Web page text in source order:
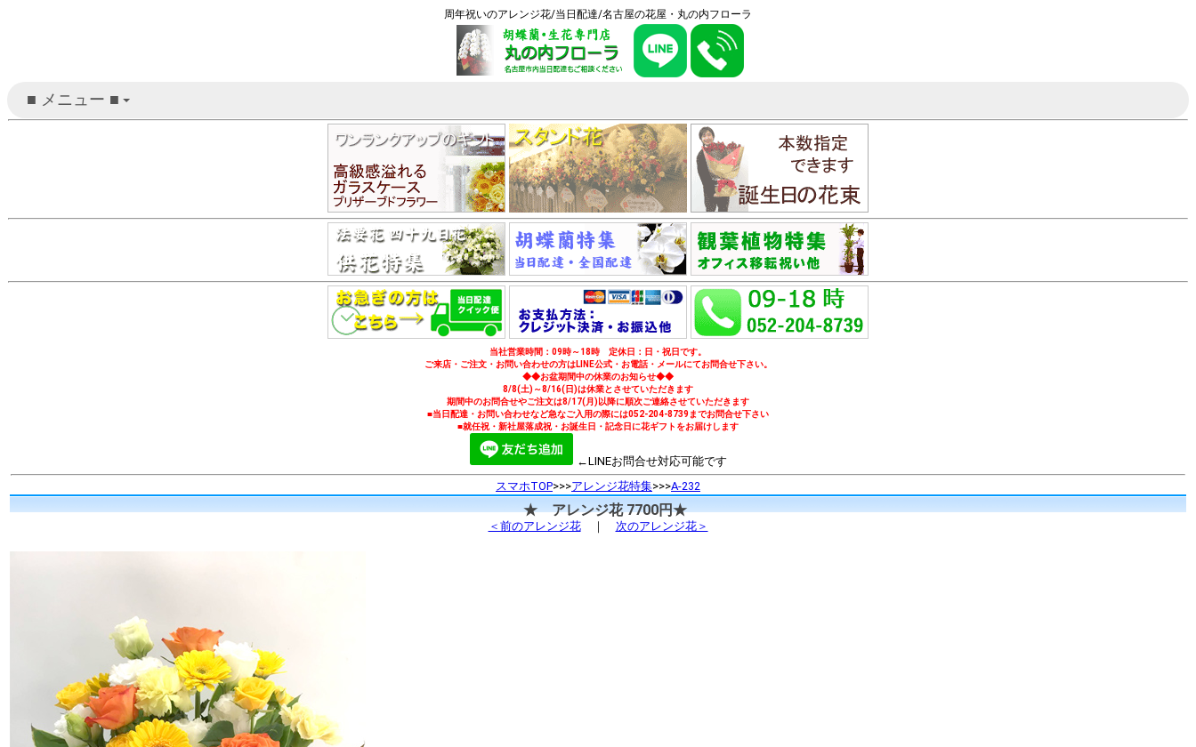
周年祝いのアレンジ花/当日配達/名古屋の花屋・丸の内フローラ
+
■ メニュー ■
当社営業時間：09時～18時 定休日：日・祝日です。
ご来店・ご注文・お問い合わせの方はLINE公式・お電話・メールにてお問合せ下さい。
◆◆お盆期間中の休業のお知らせ◆◆
8/8(土)～8/16(日)は休業とさせていただきます
期間中のお問合せやご注文は8/17(月)以降に順次ご連絡させていただきます
■当日配達・お問い合わせなど急なご入用の際には052-204-8739までお問合せ下さい
■就任祝・新社屋落成祝・お誕生日・記念日に花ギフトをお届けします
←LINEお問合せ対応可能です
スマホTOP>>>アレンジ花特集>>>A-232
★ アレンジ花 7700円★
＜前のアレンジ花｜ 次のアレンジ花＞